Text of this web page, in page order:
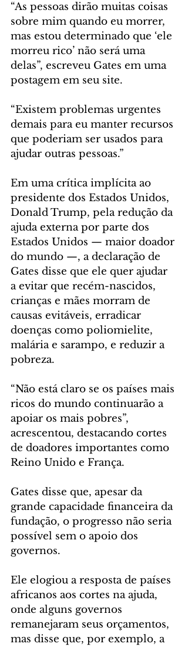
“As pessoas dirão muitas coisas
sobre mim quando eu morrer,
mas estou determinado que ‘ele
morreu rico’ não será uma
delas”, escreveu Gates em uma
postagem em seu site.
“Existem problemas urgentes
demais para eu manter recursos
que poderiam ser usados para
ajudar outras pessoas.”
Em uma crítica implícita ao
presidente dos Estados Unidos,
Donald Trump, pela redução da
ajuda externa por parte dos
Estados Unidos — maior doador
do mundo —, a declaração de
Gates disse que ele quer ajudar
a evitar que recém-nascidos,
crianças e mães morram de
causas evitáveis, erradicar
doenças como poliomielite,
malária e sarampo, e reduzir a
pobreza.
“Não está claro se os países mais
ricos do mundo continuarão a
apoiar os mais pobres”,
acrescentou, destacando cortes
de doadores importantes como
Reino Unido e França.
Gates disse que, apesar da
grande capacidade financeira da
fundação, o progresso não seria
possível sem o apoio dos
governos.
Ele elogiou a resposta de países
africanos aos cortes na ajuda,
onde alguns governos
remanejaram seus orçamentos,
mas disse que, por exemplo, a